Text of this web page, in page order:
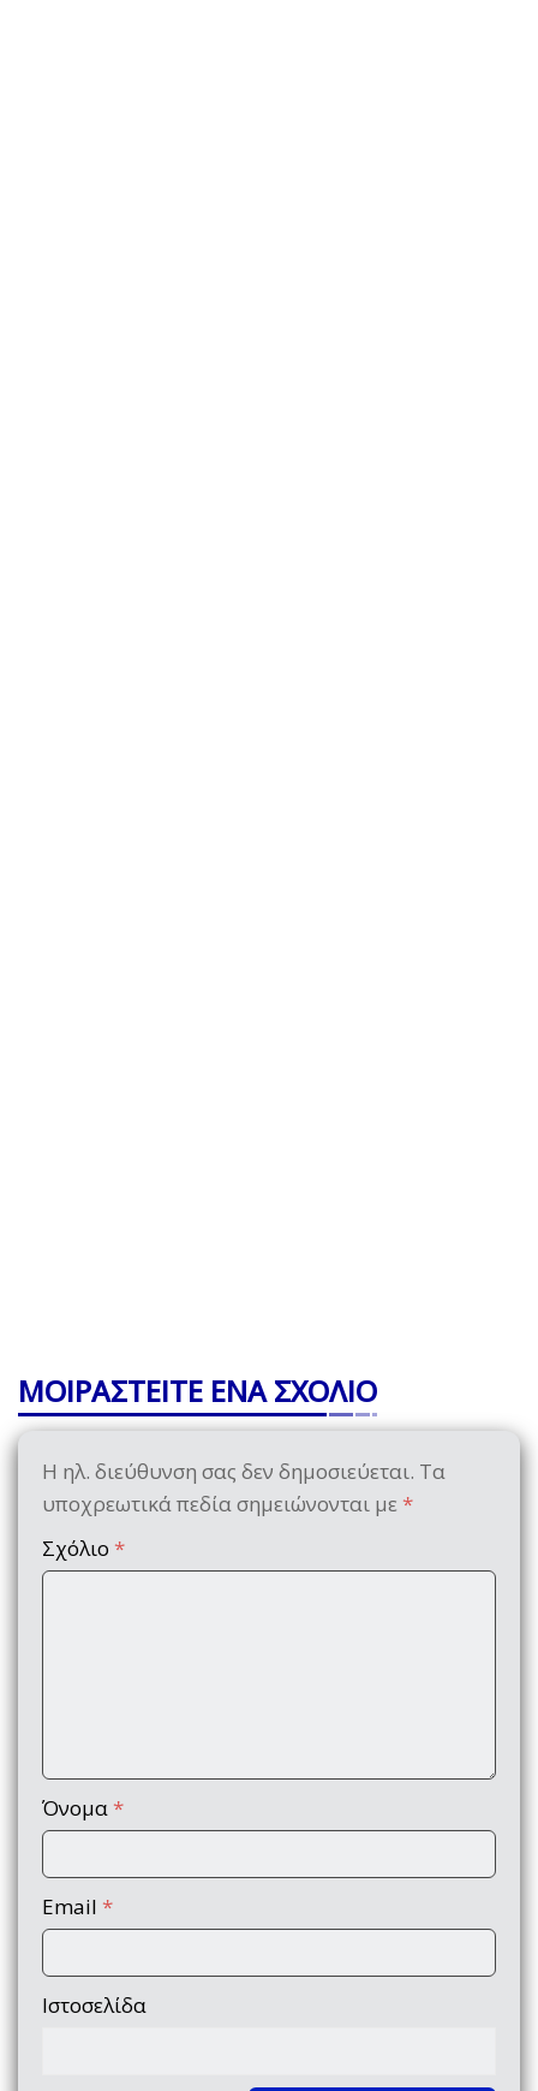
ΜΟΙΡΑΣΤΕΙΤΕ ΕΝΑ ΣΧΟΛΙΟ
Η ηλ. διεύθυνση σας δεν δημοσιεύεται. Τα
υποχρεωτικά πεδία σημειώνονται με *
Σχόλιο *
Όνομα *
Email *
Ιστοσελίδα